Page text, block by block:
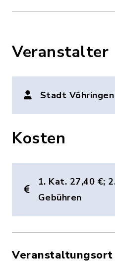
Veranstalter
Stadt Vöhringen
Kosten
1. Kat. 27,40 €;
Gebühren
Veranstaltungsort